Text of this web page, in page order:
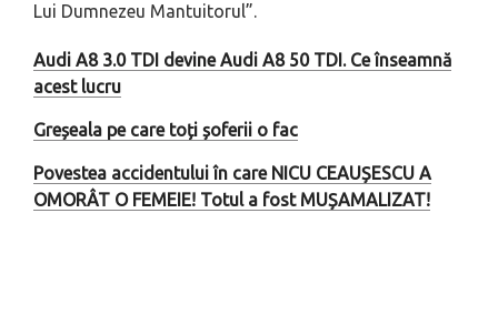
Lui Dumnezeu Mantuitorul”.
Audi A8 3.0 TDI devine Audi A8 50 TDI. Ce înseamnă
acest lucru
Greșeala pe care toți șoferii o fac
Povestea accidentului în care NICU CEAUȘESCU A
OMORÂT O FEMEIE! Totul a fost MUȘAMALIZAT!